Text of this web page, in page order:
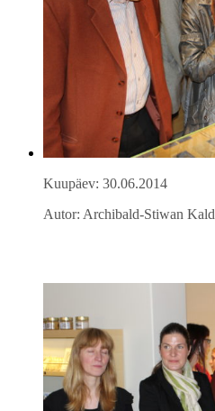
Kuupäev: 30.06.2014
Autor: Archibald-Stiwan Kald